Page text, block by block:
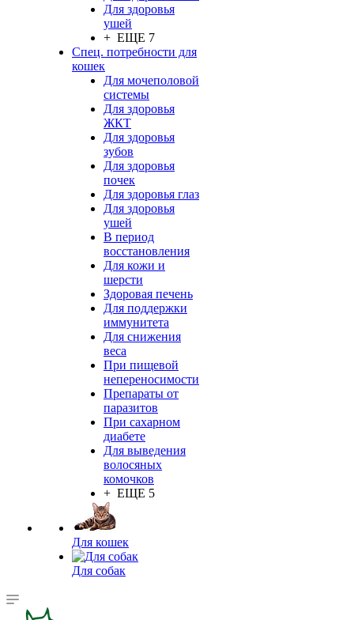
Для здоровья
ушей
+ ЕЩЕ 7
Спец. потребности для
кошек
Для мочеполовой
системы
Для здоровья
ЖКТ
Для здоровья
зубов
Для здоровья
почек
Для здоровья глаз
Для здоровья
ушей
В период
восстановления
Для кожи и
шерсти
Здоровая печень
Для поддержки
иммунитета
Для снижения
веса
При пищевой
непереносимости
Препараты от
паразитов
При сахарном
диабете
Для выведения
волосяных
комочков
+ ЕЩЕ 5
Для кошек
Для собак